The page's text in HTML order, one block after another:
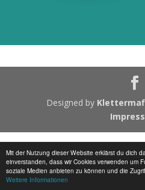
Mit der Nutzung dieser Website erklärst du dich
einverstanden, dass wir Cookies verwenden um
soziale Medien anbieten zu können und die
Weitere Informationen
Designed by